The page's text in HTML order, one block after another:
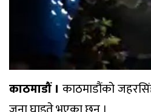
काठमाडौं । काठमाडौंको